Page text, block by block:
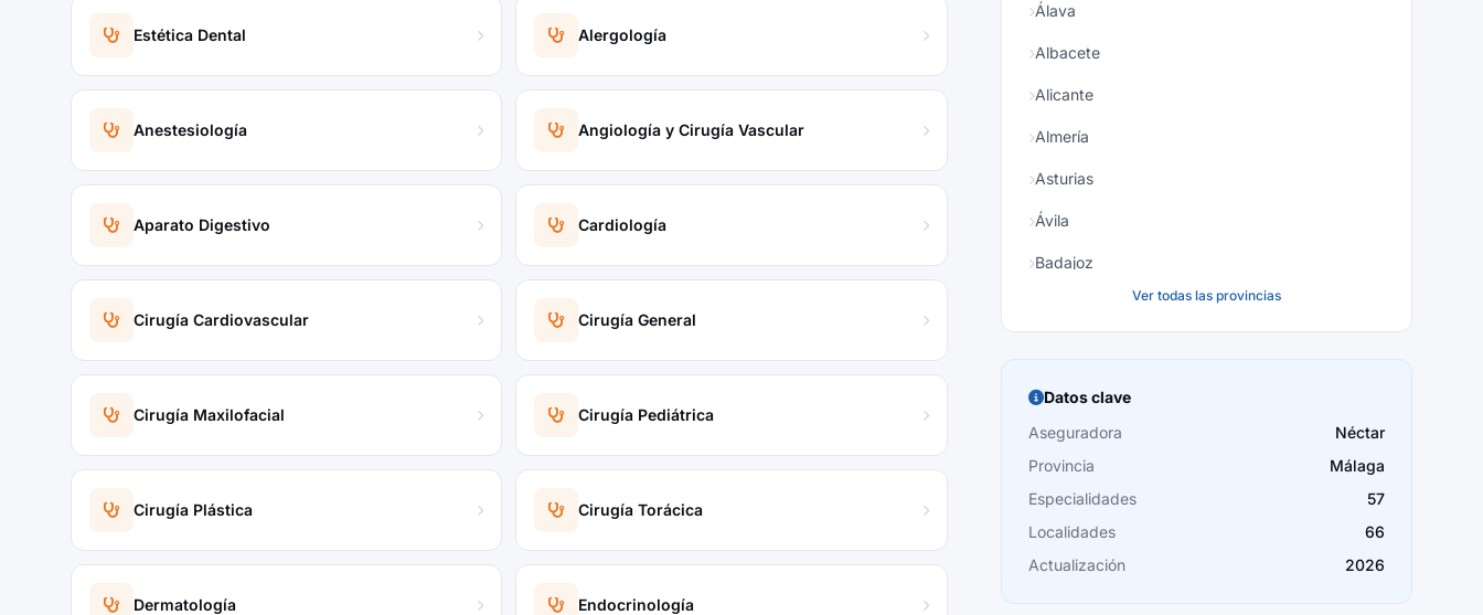
Estética Dental Alergología
Anestesiología Angiología y Cirugía Vascular
Aparato Digestivo Cardiología
Cirugía Cardiovascular Cirugía General
Cirugía Maxilofacial Cirugía Pediátrica
Cirugía Plástica Cirugía Torácica
Dermatología Endocrinología
Álava
Albacete
Alicante
Almería
Asturias
Ávila
Badajoz
Burgos
Cáceres
Cádiz
Cantabria
Castellón
Ver todas las provincias
Datos clave
Aseguradora
Néctar
Provincia
Málaga
Especialidades
57
Localidades
66
Actualización
2026